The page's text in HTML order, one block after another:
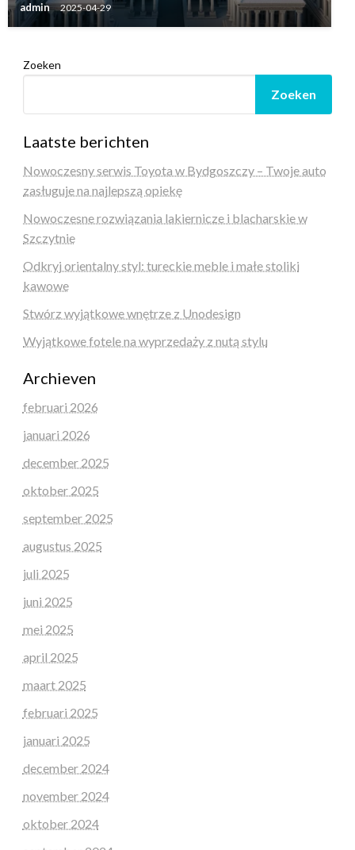
admin 2025-04-29
Zoeken
Zoeken
Laatste berichten
Nowoczesny serwis Toyota w Bydgoszczy – Twoje auto
zasługuje na najlepszą opiekę
Nowoczesne rozwiązania lakiernicze i blacharskie w
Szczytnie
Odkryj orientalny styl: tureckie meble i małe stoliki
kawowe
Stwórz wyjątkowe wnętrze z Unodesign
Wyjątkowe fotele na wyprzedaży z nutą stylu
Archieven
februari 2026
januari 2026
december 2025
oktober 2025
september 2025
augustus 2025
juli 2025
juni 2025
mei 2025
april 2025
maart 2025
februari 2025
januari 2025
december 2024
november 2024
oktober 2024